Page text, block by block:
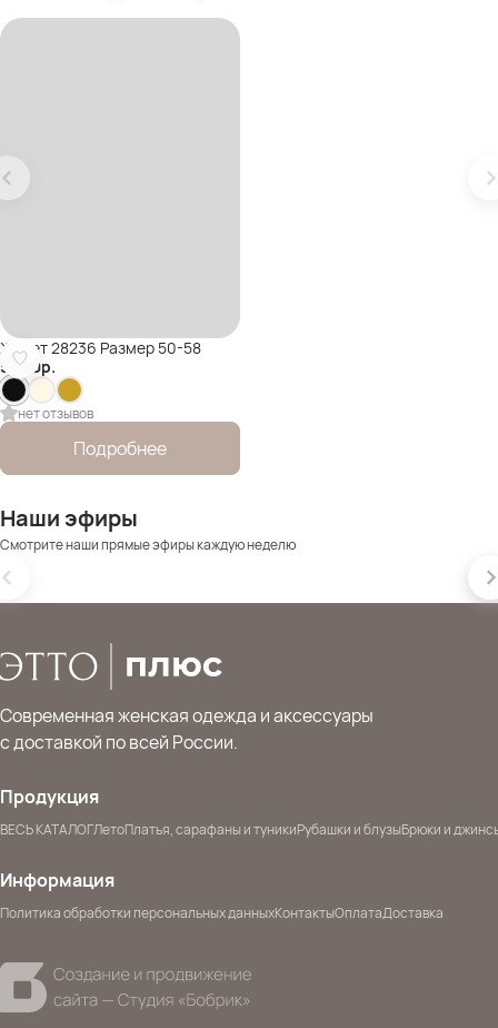
Жилет 28236 Размер 50-58
5 300р.
нет отзывов
Подробнее
Наши эфиры
Смотрите наши прямые эфиры каждую неделю
Современная женская одежда и аксессуары
с доставкой по всей России.
Продукция
ВЕСЬ КАТАЛОГЛетоПлатья, сарафаны и туникиРубашки и блузыБрюки и
Информация
Политика обработки персональных данныхКонтактыОплатаДоставка